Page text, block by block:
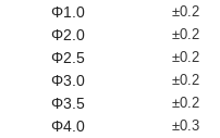
Φ1.0 ±0.2
Φ2.0 ±0.2
Φ2.5 ±0.2
Φ3.0 ±0.2
Φ3.5 ±0.2
Φ4.0 ±0.3